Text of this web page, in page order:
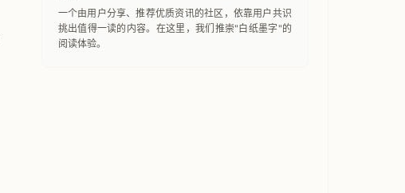
一个由用户分享、推荐优质资讯的社区，依靠用户共识
挑出值得一读的内容。在这里，我们推崇"白纸墨字"的
阅读体验。